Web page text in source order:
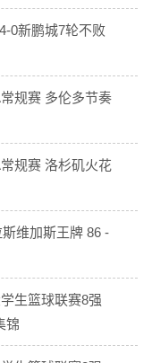
0新鹏城7轮不败
规赛 多伦多节奏
规赛 洛杉矶火花
维加斯王牌 86 -
生篮球联赛8强
锦